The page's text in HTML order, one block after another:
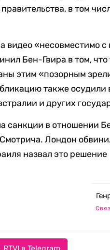
в том
видео «несовместимо с
Бен-Гвира в том, что
этим «позорным
также осудили
и других
санкции в отношении
Лондон
назвал это решение